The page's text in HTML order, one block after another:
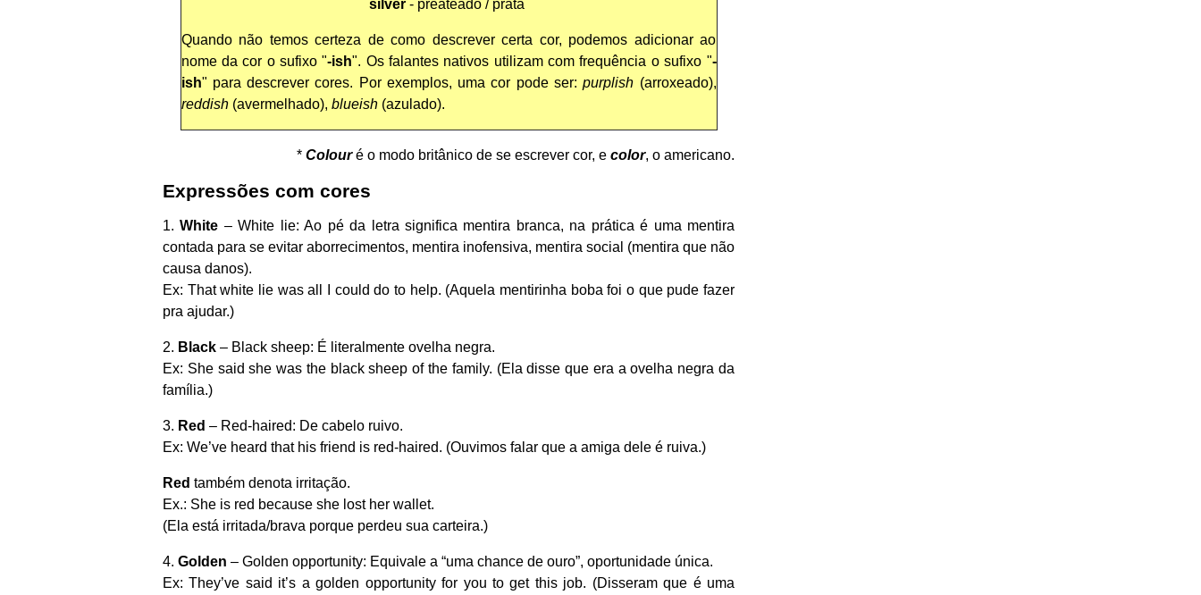
silver - preateado / prata
Quando não temos certeza de como descrever certa cor, podemos adicionar ao
nome da cor o sufixo "-ish". Os falantes nativos utilizam com frequência o sufixo "-
ish" para descrever cores. Por exemplos, uma cor pode ser:purplish (arroxeado),
reddish(avermelhado), blueish(azulado).
* Colouré o modo britânico de se escrever cor, e color, o americano.
Expressões com cores
1.White – White lie: Ao pé da letra significa mentira branca, na prática é uma mentira
contada para se evitar aborrecimentos, mentira inofensiva, mentira social (mentira que não
causa danos).
Ex: That white lie was all I could do to help. (Aquela mentirinha boba foi o que pude fazer
pra ajudar.)
2. Black – Black sheep: É literalmente ovelha negra.
Ex: She said she was the black sheep of the family. (Ela disse que era a ovelha negra da
família.)
3. Red – Red-haired: De cabelo ruivo.
Ex: We’ve heard that his friend is red-haired. (Ouvimos falar que a amiga dele é ruiva.)
Red também denota irritação.
Ex.: She is red because she lost her wallet.
(Ela está irritada/brava porque perdeu sua carteira.)
4. Golden – Golden opportunity: Equivale a “uma chance de ouro”, oportunidade única.
Ex: They’ve said it’s a golden opportunity for you to get this job. (Disseram que é uma